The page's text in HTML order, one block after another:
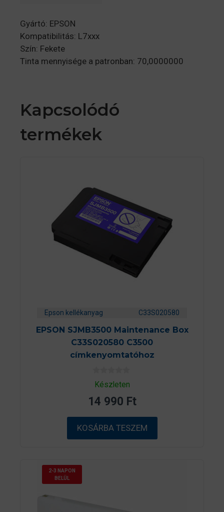
Gyártó: EPSON
Kompatibilitás: L7xxx
Szín: Fekete
Tinta mennyisége a patronban: 70,0000000
Kapcsolódó
termékek
Epson kellékanyag C33S020580
EPSON SJMB3500 Maintenance Box
C33S020580 C3500
címkenyomtatóhoz
0
a
5
b
ő
l
Készleten
14 990 Ft
KOSÁRBA TESZEM
2-3 NAPON
BELÜL